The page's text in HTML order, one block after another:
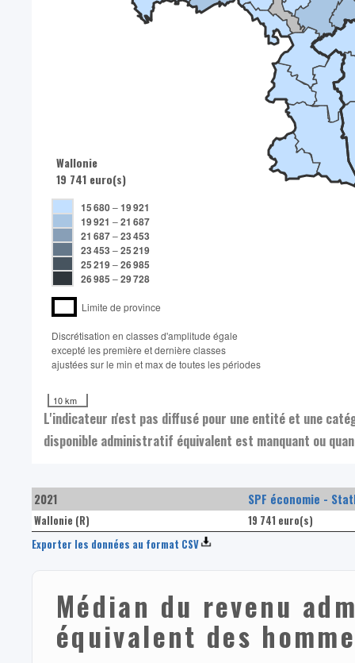
Wallonie
19 741 euro(s)
15 680–19 921
19 921 –21 687
21 687–23 453
23 453 –25 219
25 219–26 985
26 985 –29 728
Limite de province
Discrétisation en classes d'amplitude égale​
excepté les première et dernière classes
ajustées sur le min et max de toutes les périodes
10 km
L'indicateur n'est pas diffusé pour une entité et une
disponible administratif équivalent est manquant ou
2021 SPF économie -
Wallonie (R)
19 741 euro(s)
Exporter les données au format CSV
Médian du revenu
équivalent des